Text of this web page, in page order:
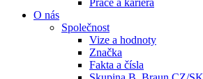
Práce a kariéra
O nás
Společnost
Vize a hodnoty
Značka
Fakta a čísla